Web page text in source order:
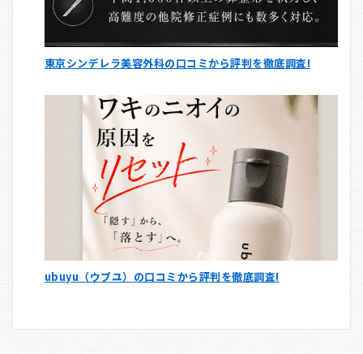
東京シンデレラ美容外科の口コミから評判を徹底調査!
ubuyu（ウブユ）の口コミから評判を徹底調査!